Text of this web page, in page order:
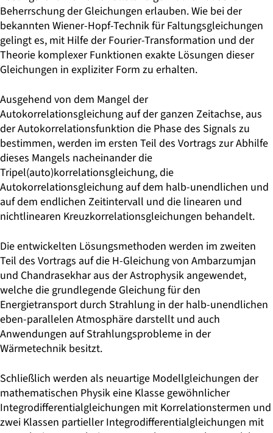
Beherrschung der Gleichungen erlauben. Wie bei der
bekannten Wiener-Hopf-Technik für Faltungsgleichungen
gelingt es, mit Hilfe der Fourier-Transformation und der
Theorie komplexer Funktionen exakte Lösungen dieser
Gleichungen in expliziter Form zu erhalten.
Ausgehend von dem Mangel der
Autokorrelationsgleichung auf der ganzen Zeitachse, aus
der Autokorrelationsfunktion die Phase des Signals zu
bestimmen, werden im ersten Teil des Vortrags zur Abhilfe
dieses Mangels nacheinander die
Tripel(auto)korrelationsgleichung, die
Autokorrelationsgleichung auf dem halb-unendlichen und
auf dem endlichen Zeitintervall und die linearen und
nichtlinearen Kreuzkorrelationsgleichungen behandelt.
Die entwickelten Lösungsmethoden werden im zweiten
Teil des Vortrags auf die H-Gleichung von Ambarzumjan
und Chandrasekhar aus der Astrophysik angewendet,
welche die grundlegende Gleichung für den
Energietransport durch Strahlung in der halb-unendlichen
eben-parallelen Atmosphäre darstellt und auch
Anwendungen auf Strahlungsprobleme in der
Wärmetechnik besitzt.
Schließlich werden als neuartige Modellgleichungen der
mathematischen Physik eine Klasse gewöhnlicher
Integrodifferentialgleichungen mit Korrelationstermen und
zwei Klassen partieller Integrodifferentialgleichungen mit